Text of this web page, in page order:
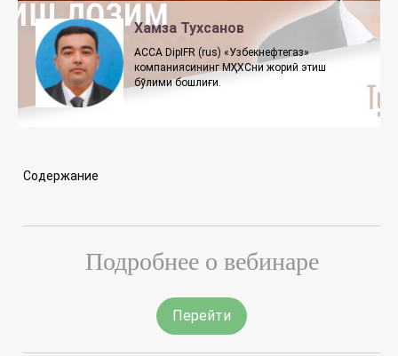
Хамза Тухсанов
ACCA DipIFR (rus) «Узбекнефтегаз»
компаниясининг МҲХСни жорий этиш
бўлими бошлиғи.
Содержание
Подробнее о вебинаре
Перейти